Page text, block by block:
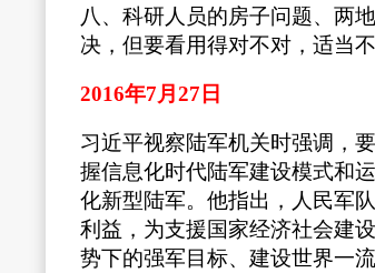
八、科研人员的房子问题、两
决，但要看用得对不对，适当不
2016年7月27日
习近平视察陆军机关时强调，
握信息化时代陆军建设模式和
化新型陆军。他指出，人民军
利益，为支援国家经济社会建
势下的强军目标、建设世界一